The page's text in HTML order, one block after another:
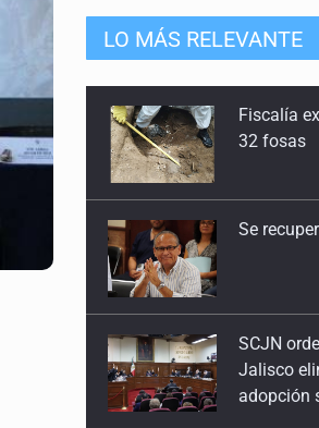
LO MÁS RELEVANTE
Se
SCJN
Cae ex
pareja y
abuso a